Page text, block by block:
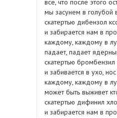
все, что после этого
мы засунем в голубой
скатертью дибензол
и забирается нам в
каждому, каждому в
падает, падает
скатертью бромбензил
и забивается в ухо, нос
каждому, каждому в
может быть выживет
скатертью дифинил
и забирается нам в